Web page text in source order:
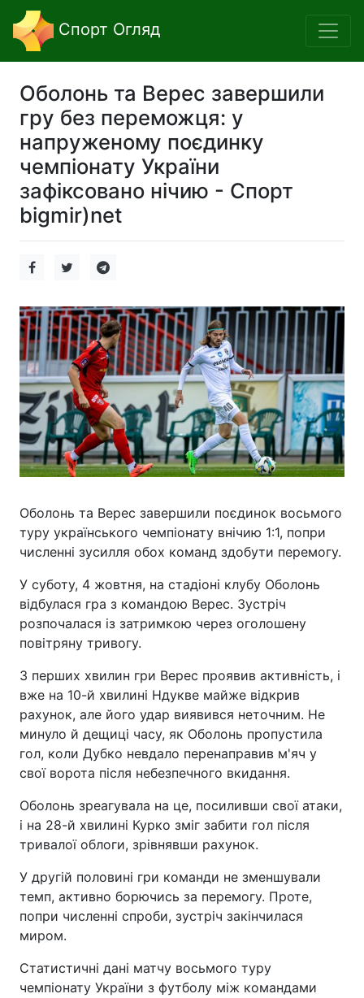
Спорт Огляд
Оболонь та Верес завершили
гру без переможця: у
напруженому поєдинку
чемпіонату України
зафіксовано нічию - Спорт
bigmir)net
Оболонь та Верес завершили поєдинок восьмого
туру українського чемпіонату внічию 1:1, попри
численні зусилля обох команд здобути перемогу.
У суботу, 4 жовтня, на стадіоні клубу Оболонь
відбулася гра з командою Верес. Зустріч
розпочалася із затримкою через оголошену
повітряну тривогу.
З перших хвилин гри Верес проявив активність, і
вже на 10-й хвилині Ндукве майже відкрив
рахунок, але його удар виявився неточним. Не
минуло й дещиці часу, як Оболонь пропустила
гол, коли Дубко невдало перенаправив м'яч у
свої ворота після небезпечного вкидання.
Оболонь зреагувала на це, посиливши свої атаки,
і на 28-й хвилині Курко зміг забити гол після
тривалої облоги, зрівнявши рахунок.
У другій половині гри команди не зменшували
темп, активно борючись за перемогу. Проте,
попри численні спроби, зустріч закінчилася
миром.
Статистичні дані матчу восьмого туру
чемпіонату України з футболу між командами